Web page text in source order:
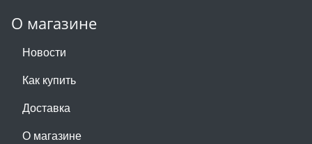
О магазине
Новости
Как купить
Доставка
О магазине